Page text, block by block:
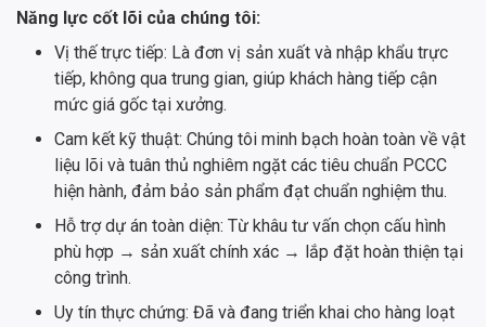
Năng lực cốt lõi của chúng tôi:
Vị thế trực tiếp: Là đơn vị sản xuất và nhập khẩu trực
tiếp, không qua trung gian, giúp khách hàng tiếp cận
mức giá gốc tại xưởng.
Cam kết kỹ thuật: Chúng tôi minh bạch hoàn toàn về vật
liệu lõi và tuân thủ nghiêm ngặt các tiêu chuẩn PCCC
hiện hành, đảm bảo sản phẩm đạt chuẩn nghiệm thu.
Hỗ trợ dự án toàn diện: Từ khâu tư vấn chọn cấu hình
phù hợp → sản xuất chính xác → lắp đặt hoàn thiện tại
công trình.
Uy tín thực chứng: Đã và đang triển khai cho hàng loạt